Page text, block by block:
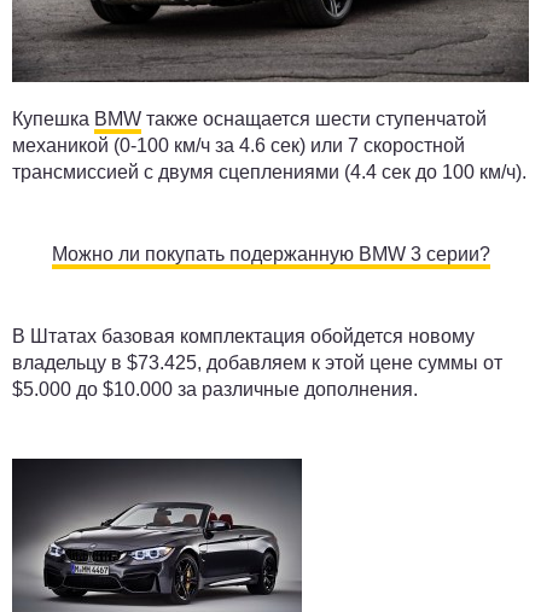
Купешка BMW также оснащается шести ступенчатой
механикой (0-100 км/ч за 4.6 сек) или 7 скоростной
трансмиссией с двумя сцеплениями (4.4 сек до 100 км/ч).
Можно ли покупать подержанную BMW 3 серии?
В Штатах базовая комплектация обойдется новому
владельцу в $73.425, добавляем к этой цене суммы от
$5.000 до $10.000 за различные дополнения.